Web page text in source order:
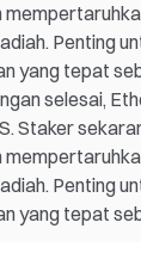
Penting
yang tepat
selesai,
Staker
Penting
yang tepat